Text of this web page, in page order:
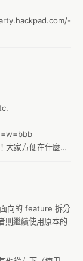
=w=bbb
大家方便在什麼時
向的 feature 拆分
則繼續使用原本的